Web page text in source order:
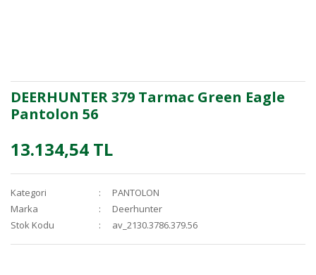
DEERHUNTER 379 Tarmac Green Eagle
Pantolon 56
13.134,54 TL
Kategori
PANTOLON
Marka
Deerhunter
Stok Kodu
av_2130.3786.379.56